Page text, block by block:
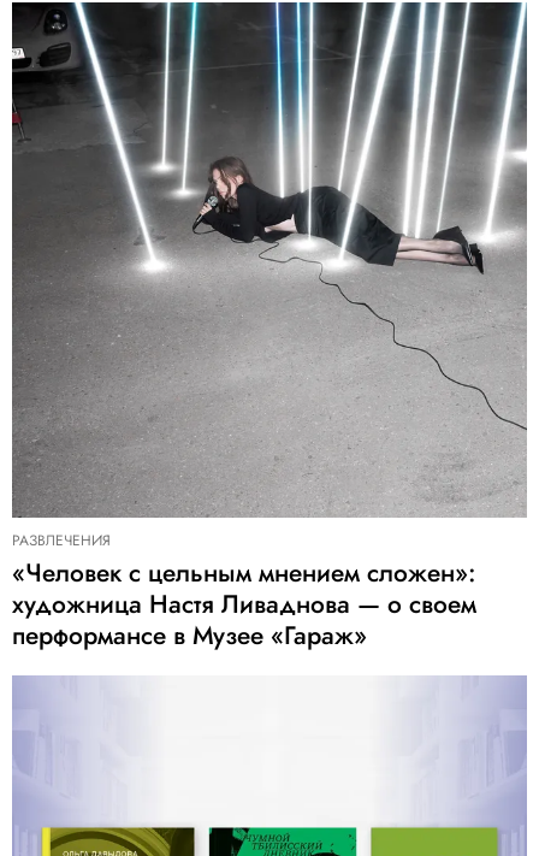
РАЗВЛЕЧЕНИЯ
«Человек с цельным мнением сложен»:
художница Настя Ливаднова — о своем
перформансе в Музее «Гараж»